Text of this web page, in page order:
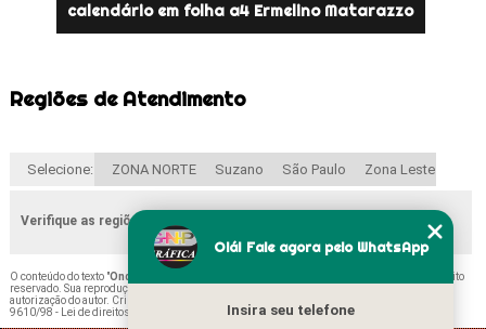
calendário em folha a4 Ermelino Matarazzo
Regiões de Atendimento
Selecione: ZONA NORTE Suzano São Paulo Zona Leste
Verifique as regiões que atendemos
O conteúdo do texto "Onde Comprar Folha Calendário Mensal Freguesia do ó
" é de direito
reservado. Sua reprodução, parcial ou total, mesmo citando nossos links, é proibida sem a
autorização do autor. Crime de violação de direito autoral – artigo 184 do Código Penal –
9610/98 - Lei de direitos autorais
Olá! Fale agora pelo WhatsApp
Insira seu telefone